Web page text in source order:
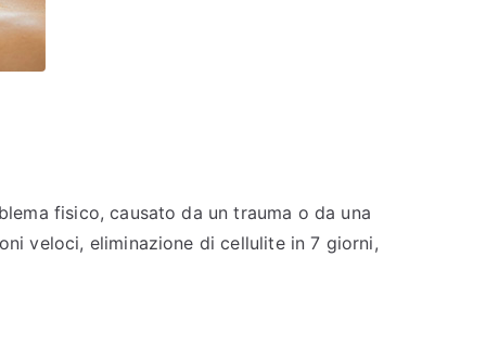
fisico, causato da un trauma o da una
veloci, eliminazione di cellulite in 7 giorni,